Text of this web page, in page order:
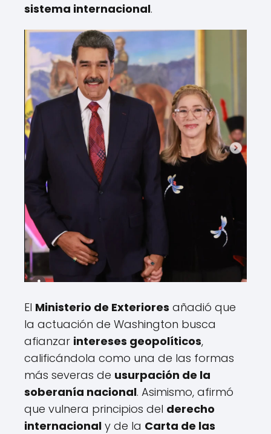
sistema internacional.
El Ministerio de Exteriores añadió que
la actuación de Washington busca
afianzar intereses geopolíticos,
calificándola como una de las formas
más severas de usurpación de la
soberanía nacional. Asimismo, afirmó
que vulnera principios del derecho
internacional y de la Carta de las